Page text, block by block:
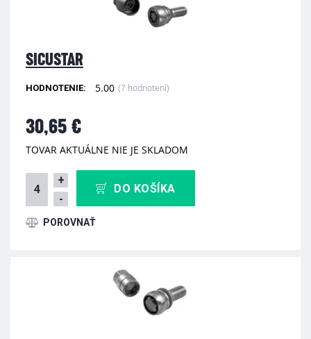
SICUSTAR
HODNOTENIE: 5.00 (7 hodnotení)
30,65 €
TOVAR AKTUÁLNE NIE JE SKLADOM
+
-
DO KOŠÍKA